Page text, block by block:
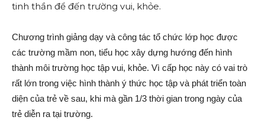
tinh thần để đến trường vui, khỏe.
Chương trình giảng dạy và công tác tổ chức lớp học được
các trường mầm non, tiểu học xây dựng hướng đến hình
thành môi trường học tập vui, khỏe. Vì cấp học này có vai trò
rất lớn trong việc hình thành ý thức học tập và phát triển toàn
diện của trẻ về sau, khi mà gần 1/3 thời gian trong ngày của
trẻ diễn ra tại trường.